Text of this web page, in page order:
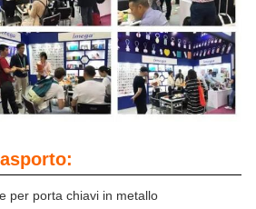
per porta chiavi in metallo